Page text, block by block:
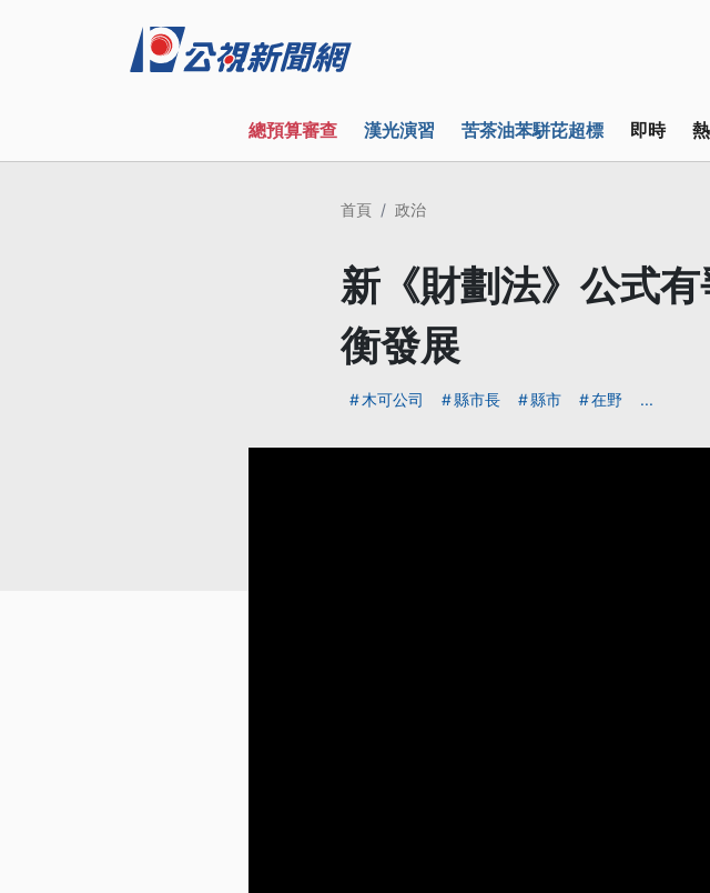
總預算審查 漢光演習 苦茶油苯駢芘超標 即時
首頁 政治
新《財劃法》公式
衡發展
木可公司 縣市長 縣市 在野 ...